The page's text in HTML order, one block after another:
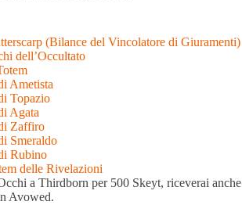
(Bilance del Vincolatore di Giuramenti)
dell’Occultato
Ametista
Topazio
Agata
Zaffiro
Smeraldo
Rubino
delle Rivelazioni
a Thirdborn per 500 Skeyt, riceverai
Avowed.